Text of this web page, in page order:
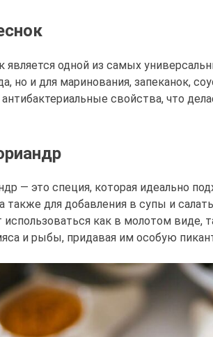
является одной из самых
но и для маринования, запеканок,
свойства, что
— это специя, которая идеально
также для добавления в супы и
как в молотом виде,
и рыбы, придавая им особую